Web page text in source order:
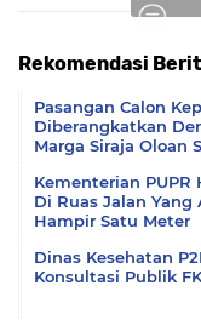
Rekomendasi
Pasangan Calon
Diberangkatkan
Marga Siraja Oloan
Kementerian
Di Ruas Jalan
Hampir Satu Meter
Dinas Kesehatan
Konsultasi Publik